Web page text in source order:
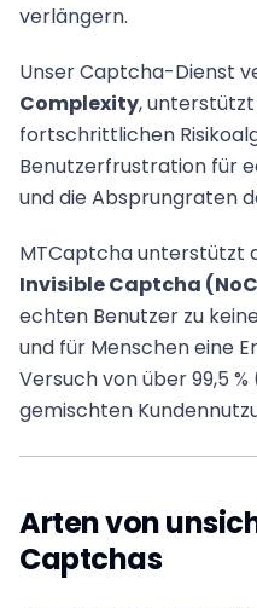
verlängern.
Unser Captcha-Dienst
Complexity,
fortschrittlichen
Benutzerfrustration für
und die Absprungraten
MTCaptcha unterstützt
Invisible Captcha
echten Benutzer zu
und für Menschen eine
Versuch von über 99,5
gemischten
Arten von
Captchas